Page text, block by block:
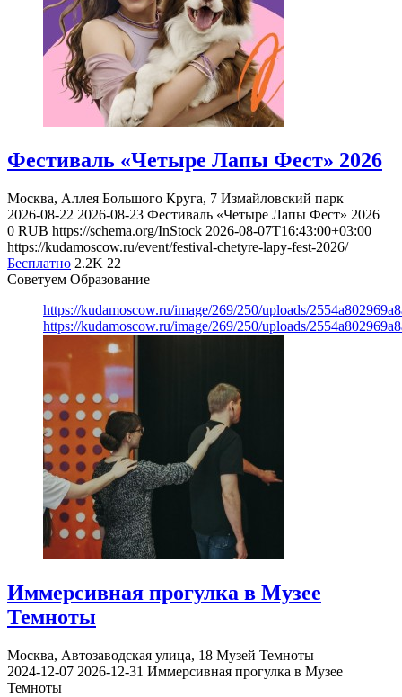
Фестиваль «Четыре Лапы Фест» 2026
Москва, Аллея Большого Круга, 7 Измайловский парк
2026-08-22 2026-08-23 Фестиваль «Четыре Лапы Фест» 2026
0 RUB https://schema.org/InStock 2026-08-07T16:43:00+03:00
https://kudamoscow.ru/event/festival-chetyre-lapy-fest-2026/
Бесплатно 2.2K 22
Советуем Образование
https://kudamoscow.ru/image/269/250/uploads/
https://kudamoscow.ru/image/269/250/uploads/
Иммерсивная прогулка в Музее
Темноты
Москва, Автозаводская улица, 18 Музей Темноты
2024-12-07 2026-12-31 Иммерсивная прогулка в Музее
Темноты